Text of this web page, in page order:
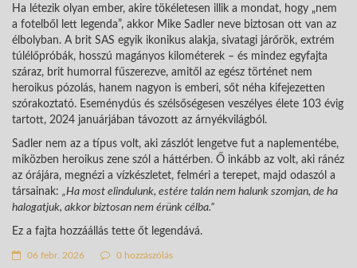
Ha létezik olyan ember, akire tökéletesen illik a mondat, hogy „nem
a fotelből lett legenda”, akkor Mike Sadler neve biztosan ott van az
élbolyban. A brit SAS egyik ikonikus alakja, sivatagi járőrök, extrém
túlélőpróbák, hosszú magányos kilométerek – és mindez egyfajta
száraz, brit humorral fűszerezve, amitől az egész történet nem
heroikus pózolás, hanem nagyon is emberi, sőt néha kifejezetten
szórakoztató. Eseménydús és szélsőségesen veszélyes élete 103 évig
tartott, 2024 januárjában távozott az árnyékvilágból.
Sadler nem az a típus volt, aki zászlót lengetve fut a naplementébe,
miközben heroikus zene szól a háttérben. Ő inkább az volt, aki ránéz
az órájára, megnézi a vízkészletet, felméri a terepet, majd odaszól a
társainak: „Ha most elindulunk, estére talán nem halunk szomjan, de ha
halogatjuk, akkor biztosan nem érünk célba.”
Ez a fajta hozzáállás tette őt legendává.
06 febr. 2026 0 hozzászólás